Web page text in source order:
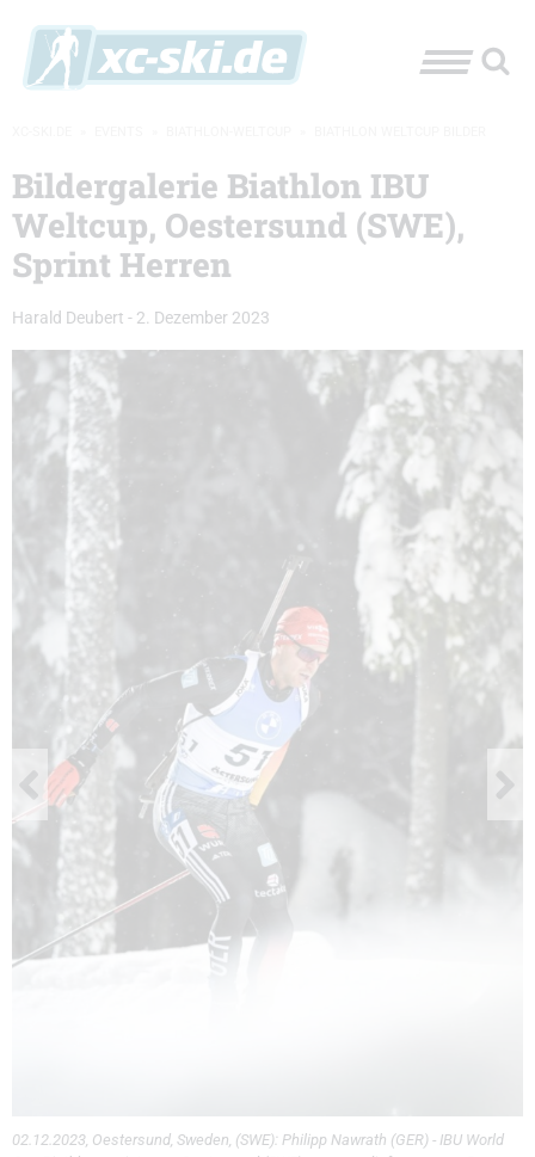
Bildergalerie Biathlon IBU
Weltcup, Oestersund (SWE),
Sprint Herren
Harald Deubert - 2. Dezember 2023
02.12.2023, Oestersund, Sweden, (SWE): Philipp Nawrath (GER) - IBU World